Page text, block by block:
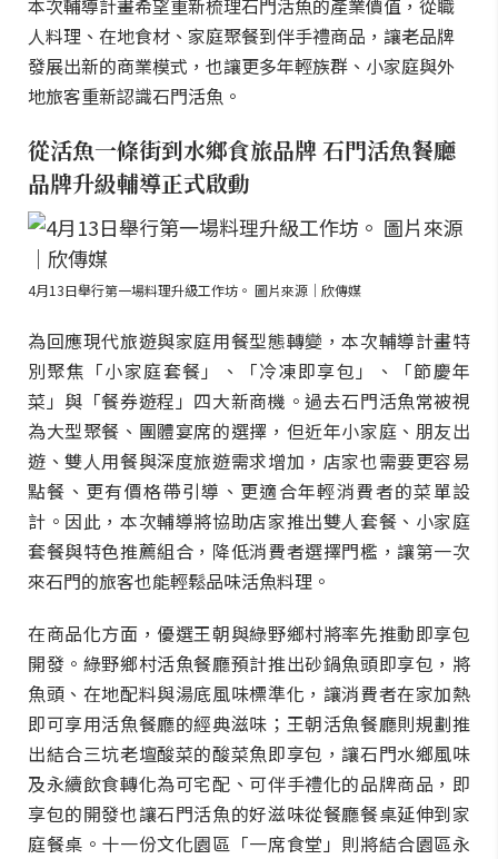
本次輔導計畫希望重新梳理石門活魚的產業價值，從職
人料理、在地食材、家庭聚餐到伴手禮商品，讓老品牌
發展出新的商業模式，也讓更多年輕族群、小家庭與外
地旅客重新認識石門活魚。
從活魚一條街到水鄉食旅品牌 石門活魚餐廳
品牌升級輔導正式啟動
4月13日舉行第一場料理升級工作坊。 圖片來源｜欣傳媒
為回應現代旅遊與家庭用餐型態轉變，本次輔導計畫特
別聚焦「小家庭套餐」、「冷凍即享包」、「節慶年
菜」與「餐券遊程」四大新商機。過去石門活魚常被視
為大型聚餐、團體宴席的選擇，但近年小家庭、朋友出
遊、雙人用餐與深度旅遊需求增加，店家也需要更容易
點餐、更有價格帶引導、更適合年輕消費者的菜單設
計。因此，本次輔導將協助店家推出雙人套餐、小家庭
套餐與特色推薦組合，降低消費者選擇門檻，讓第一次
來石門的旅客也能輕鬆品味活魚料理。
在商品化方面，優選王朝與綠野鄉村將率先推動即享包
開發。綠野鄉村活魚餐廳預計推出砂鍋魚頭即享包，將
魚頭、在地配料與湯底風味標準化，讓消費者在家加熱
即可享用活魚餐廳的經典滋味；王朝活魚餐廳則規劃推
出結合三坑老壇酸菜的酸菜魚即享包，讓石門水鄉風味
及永續飲食轉化為可宅配、可伴手禮化的品牌商品，即
享包的開發也讓石門活魚的好滋味從餐廳餐桌延伸到家
庭餐桌。十一份文化園區「一席食堂」則將結合園區永